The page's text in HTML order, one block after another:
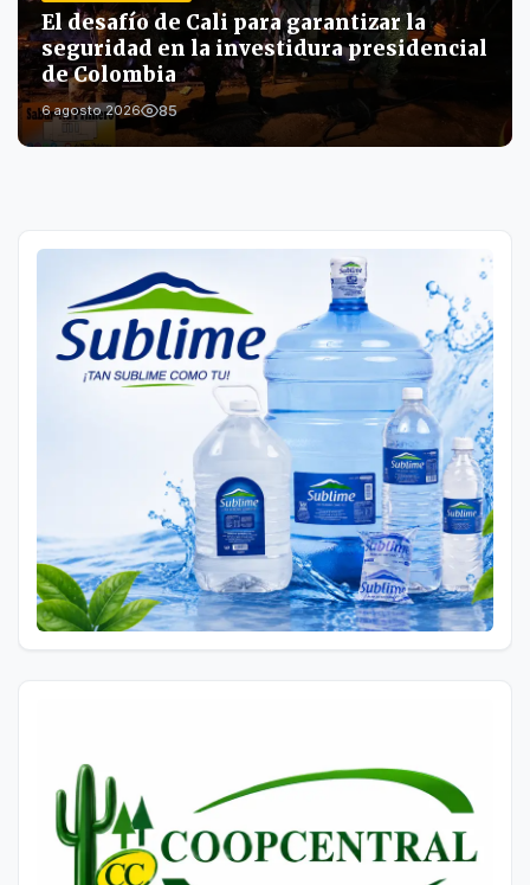
El desafío de Cali para garantizar la
seguridad en la investidura presidencial
de Colombia
6 agosto 2026 85